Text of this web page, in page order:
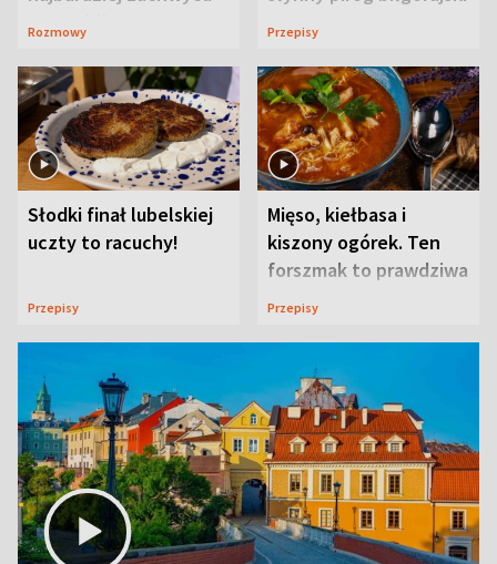
ją w Lublinie
Rozmowy Przepisy
Słodki finał lubelskiej
uczty to racuchy!
Przepisy
Mięso, kiełbasa i
kiszony ogórek. Ten
forszmak to prawdziwa
uczta
Przepisy